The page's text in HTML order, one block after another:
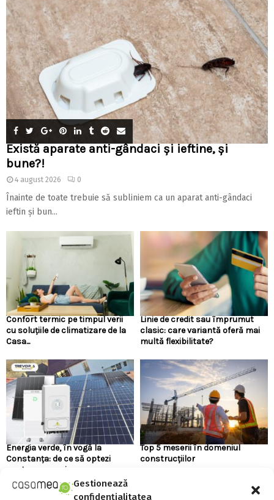
Gestionează
confidențialitatea
Există aparate anti-gândaci și ieftine, și
bune?!
4 august 2026 0
Înainte de toate trebuie să subliniem ca un aparat anti-gândaci
ieftin și bun...
Confort termic pe timpul verii
cu soluțiile de climatizare de la
Casa...
Linie de credit sau împrumut
clasic: care variantă oferă mai
multă flexibilitate?
Energia verde, în vogă la
Constanța: de ce să optezi
pentru panouri...
Top 5 meserii în domeniul
construcțiilor